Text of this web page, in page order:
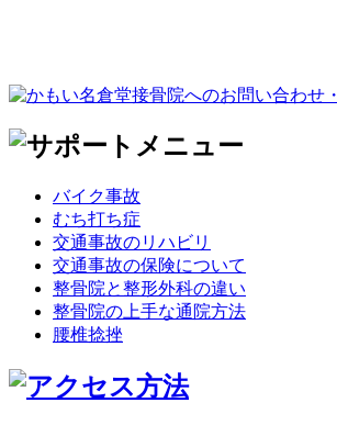
バイク事故
むち打ち症
交通事故のリハビリ
交通事故の保険について
整骨院と整形外科の違い
整骨院の上手な通院方法
腰椎捻挫